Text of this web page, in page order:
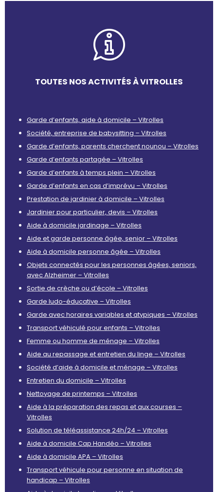
TOUTES NOS ACTIVITÉS À VITROLLES
Garde d’enfants, aide à domicile – Vitrolles
Société, entreprise de babysitting – Vitrolles
Garde d’enfants, parents cherchent nounou – Vitrolles
Garde d’enfants partagée – Vitrolles
Garde d’enfants à temps plein – Vitrolles
Garde d’enfants en cas d’imprévu – Vitrolles
Prestation de jardinier à domicile – Vitrolles
Jardinier pour particulier, devis – Vitrolles
Aide à domicile jardinage – Vitrolles
Aide et garde personne âgée, senior – Vitrolles
Aide à domicile personne âgée – Vitrolles
Objets connectés pour les personnes âgées, seniors,
avec Alzheimer – Vitrolles
Sortie de crèche ou d’école – Vitrolles
Garde ludo-éducative – Vitrolles
Garde avec horaires variables et atypiques – Vitrolles
Transport véhiculé pour enfants – Vitrolles
Femme ou homme de ménage – Vitrolles
Aide au repassage et entretien du linge – Vitrolles
Société d’aide à domicile et ménage – Vitrolles
Entretien du domicile – Vitrolles
Nettoyage de printemps – Vitrolles
Aide à la préparation des repas et aux courses –
Vitrolles
Solution de téléassistance 24h/24 – Vitrolles
Aide à domicile Cap Handéo – Vitrolles
Aide à domicile APA – Vitrolles
Transport véhicule pour personne en situation de
handicap – Vitrolles